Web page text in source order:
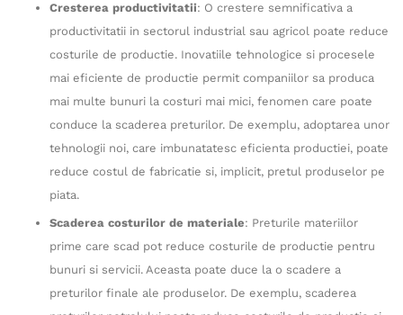
Cresterea productivitatii: O crestere semnificativa a
productivitatii in sectorul industrial sau agricol poate reduce
costurile de productie. Inovatiile tehnologice si procesele
mai eficiente de productie permit companiilor sa produca
mai multe bunuri la costuri mai mici, fenomen care poate
conduce la scaderea preturilor. De exemplu, adoptarea unor
tehnologii noi, care imbunatatesc eficienta productiei, poate
reduce costul de fabricatie si, implicit, pretul produselor pe
piata.
Scaderea costurilor de materiale: Preturile materiilor
prime care scad pot reduce costurile de productie pentru
bunuri si servicii. Aceasta poate duce la o scadere a
preturilor finale ale produselor. De exemplu, scaderea